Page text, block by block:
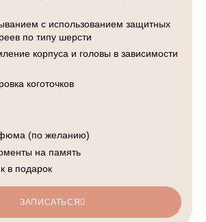
с использованием защитных
по типу шерсти
корпуса и головы в зависимости
коготочков
(по желанию)
на память
в подарок
ЗАПИСАТЬСЯ